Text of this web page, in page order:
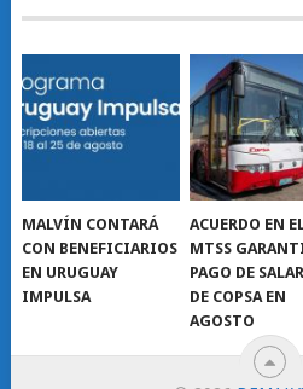
MALVÍN CONTARÁ
CON BENEFICIARIOS
EN URUGUAY
IMPULSA
ACUERDO EN
MTSS
PAGO DE
DE COPSA EN
AGOSTO